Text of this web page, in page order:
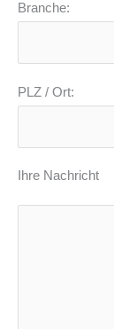
Branche:
PLZ / Ort:
Ihre Nachricht